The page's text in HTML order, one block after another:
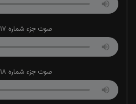
صوت جزء شماره 17
صوت جزء شماره 18